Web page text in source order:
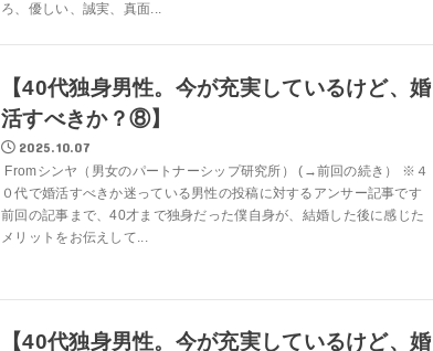
ろ、優しい、誠実、真面...
【40代独身男性。今が充実しているけど、婚
活すべきか？⑧】
2025.10.07
Fromシンヤ（男女のパートナーシップ研究所） (→前回の続き） ※４
０代で婚活すべきか迷っている男性の投稿に対するアンサー記事です
前回の記事まで、40才まで独身だった僕自身が、結婚した後に感じた
メリットをお伝えして...
【40代独身男性。今が充実しているけど、婚